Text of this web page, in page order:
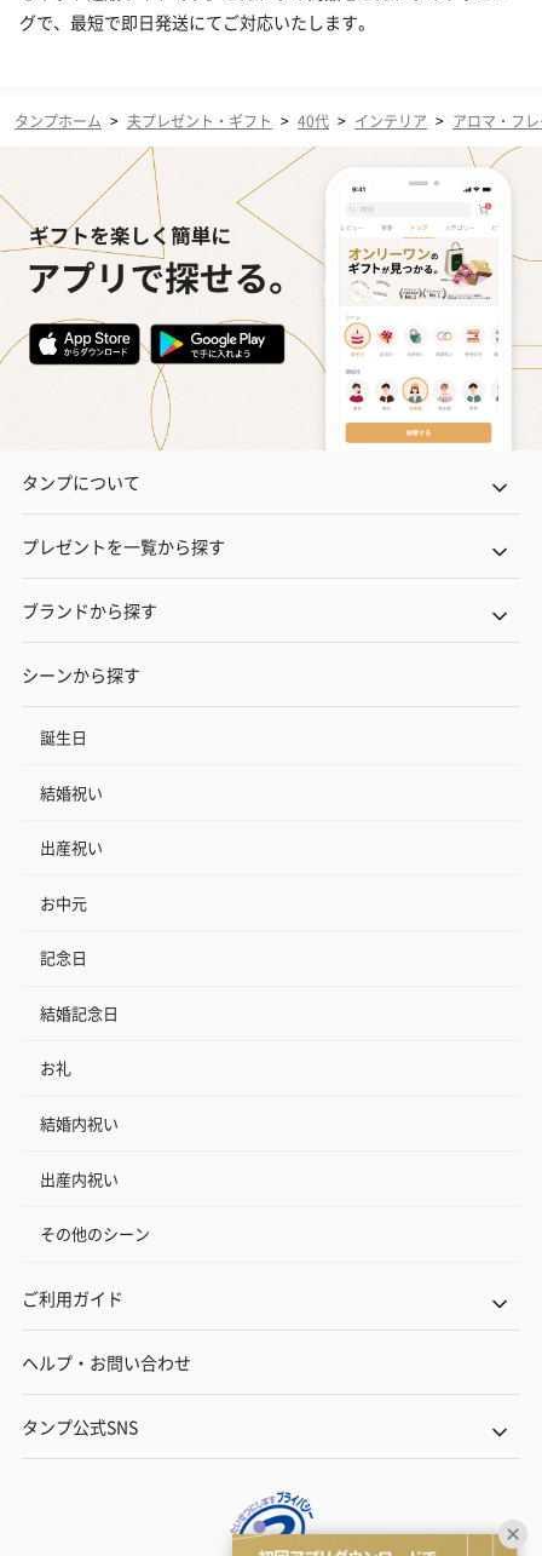
グで、最短で即日発送にてご対応いたします。
タンプホーム > 夫プレゼント・ギフト > 40代 > インテリア > アロマ・フ
タンプについて
プレゼントを一覧から探す
ブランドから探す
シーンから探す
誕生日
結婚祝い
出産祝い
お中元
記念日
結婚記念日
お礼
結婚内祝い
出産内祝い
その他のシーン
ご利用ガイド
ヘルプ・お問い合わせ
タンプ公式SNS